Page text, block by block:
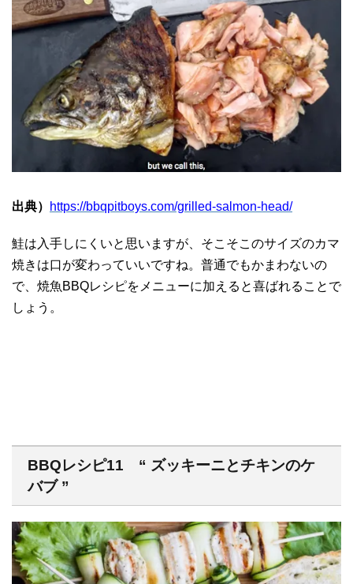
出典） https://bbqpitboys.com/grilled-salmon-head/
鮭は入手しにくいと思いますが、そこそこのサイズのカマ
焼きは口が変わっていいですね。普通でもかまわないの
で、焼魚BBQレシピをメニューに加えると喜ばれることで
しょう。
BBQレシピ11 “ ズッキーニとチキンのケ
バブ ”